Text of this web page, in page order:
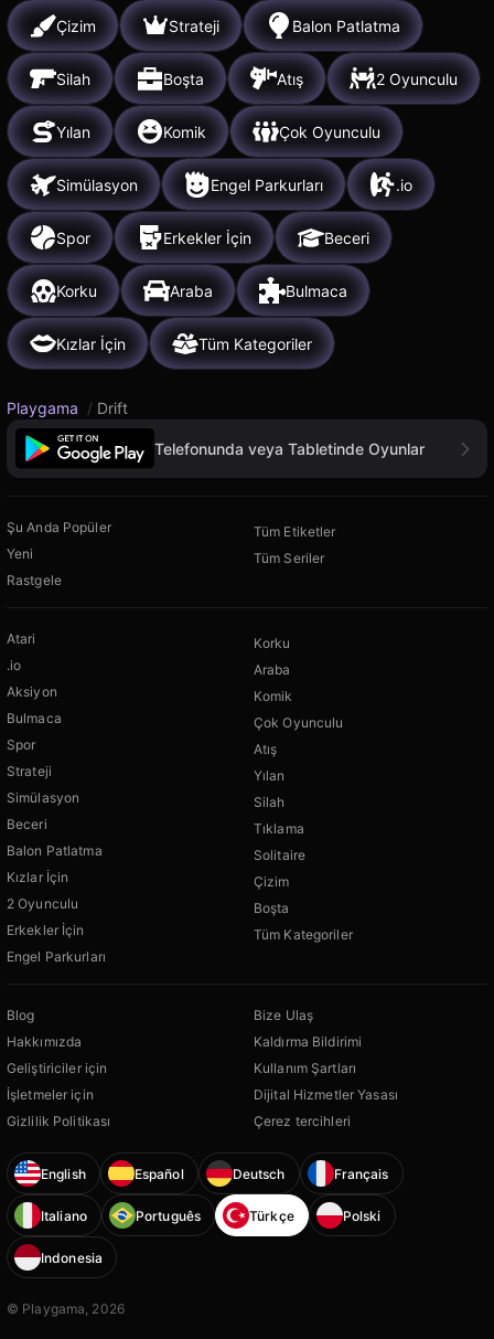
Çizim Strateji Balon Patlatma
Silah Boşta Atış 2 Oyunculu
Yılan Komik Çok Oyunculu
Simülasyon Engel Parkurları .io
Spor Erkekler İçin Beceri
Korku Araba Bulmaca
Kızlar İçin Tüm Kategoriler
Playgama / Drift
Telefonunda veya Tabletinde Oyunlar
Şu Anda Popüler
Yeni
Rastgele
Tüm Etiketler
Tüm Seriler
Atari
.io
Aksiyon
Bulmaca
Spor
Strateji
Simülasyon
Beceri
Balon Patlatma
Kızlar İçin
2 Oyunculu
Erkekler İçin
Engel Parkurları
Korku
Araba
Komik
Çok Oyunculu
Atış
Yılan
Silah
Tıklama
Solitaire
Çizim
Boşta
Tüm Kategoriler
Blog
Hakkımızda
Geliştiriciler için
İşletmeler için
Gizlilik Politikası
Bize Ulaş
Kaldırma Bildirimi
Kullanım Şartları
Dijital Hizmetler Yasası
Çerez tercihleri
English Español Deutsch Français
Italiano Português Türkçe Polski
Indonesia
© Playgama, 2026